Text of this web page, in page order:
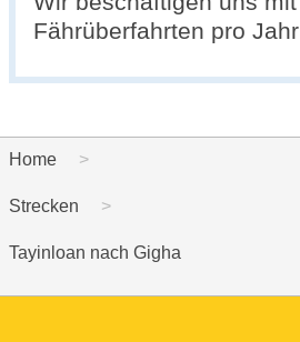
Fährüberfahrten pro Jahr
Home
Strecken
Tayinloan nach Gigha